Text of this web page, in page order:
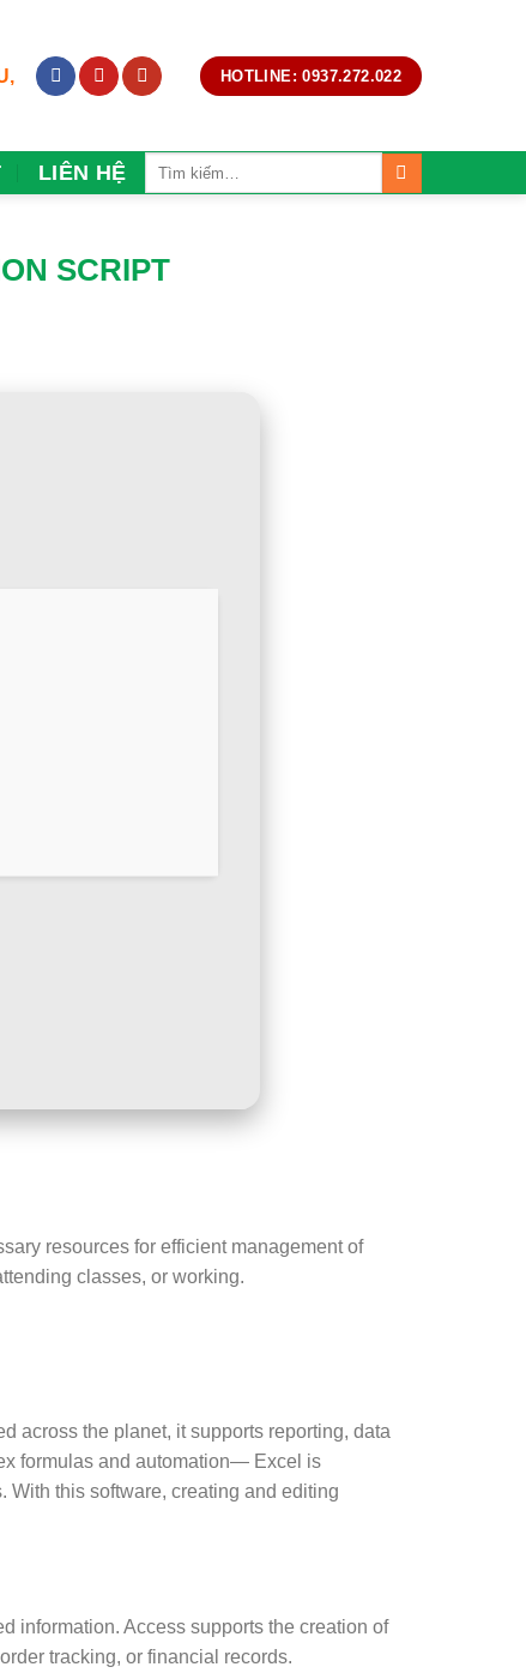
HOTLINE: 0937.272.022
LIÊN HỆ
SCRIPT
resources for efficient management of
classes, or working.
across the planet, it supports reporting, data
formulas and automation— Excel is
this software, creating and editing
information. Access supports the creation of
tracking, or financial records.